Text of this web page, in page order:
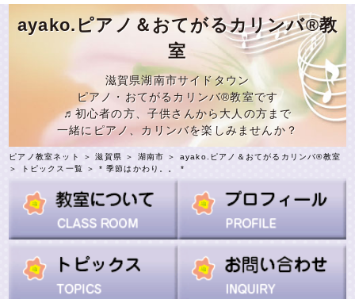
ayako.ピアノ＆おてがるカリンバ®教
室
滋賀県湖南市サイドタウン
ピアノ・おてがるカリンバ®教室です
♬初心者の方、子供さんから大人の方まで
一緒にピアノ、カリンバを楽しみませんか？
ピアノ教室ネット ＞滋賀県 ＞ 湖南市 ＞ ayako.ピアノ＆おてがるカリンバ®教室
＞
トピックス一覧 ＞ * 季節はかわり。。 *